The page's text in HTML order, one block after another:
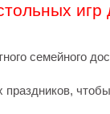
игр
семейного
праздников,